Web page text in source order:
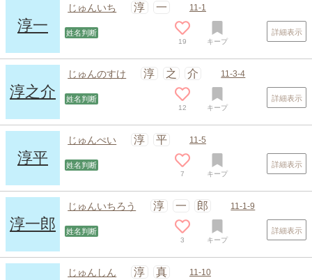
淳一
じゅんいち 淳 一 11-1
姓名判断
19 キープ
詳細表示
淳之介
じゅんのすけ 淳 之 介 11-3-4
姓名判断
12 キープ
詳細表示
淳平
じゅんぺい 淳 平 11-5
姓名判断
7 キープ
詳細表示
淳一郎
じゅんいちろう 淳 一 郎 11-1-9
姓名判断
3 キープ
詳細表示
じゅんしん 淳 真 11-10